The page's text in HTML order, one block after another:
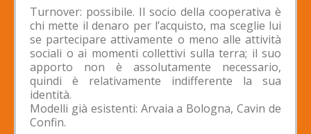
Turnover: possibile. Il socio della cooperativa è
chi mette il denaro per l’acquisto, ma sceglie lui
se partecipare attivamente o meno alle attività
sociali o ai momenti collettivi sulla terra; il suo
apporto non è assolutamente necessario,
quindi è relativamente indifferente la sua
identità.
Modelli già esistenti: Arvaia a Bologna, Cavin de
Confin.